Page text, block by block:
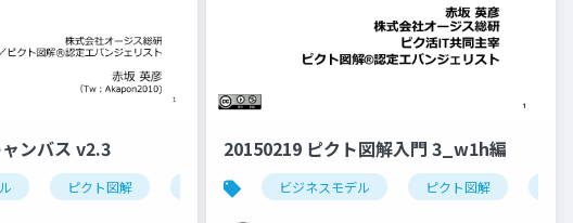
ンバス v2.3
ピクト図解 デザインのすゝめ くまもとデザインネットワーク
20150219 ピクト図解入門 3_w1h編
ビジネスモデル ピクト図解